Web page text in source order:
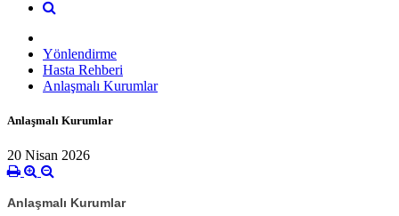
Yönlendirme
Hasta Rehberi
Anlaşmalı Kurumlar
Anlaşmalı Kurumlar
20 Nisan 2026
Anlaşmalı Kurumlar